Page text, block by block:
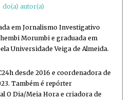
do(a) autor(a)
em Jornalismo Investigativo
Morumbi e graduada em
Universidade Veiga de Almeida.
desde 2016 e coordenadora de
Também é repórter
O Dia/Meia Hora e criadora de